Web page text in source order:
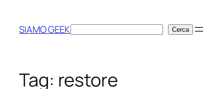
contenuto
SIAMO GEEKCerca Cerca
Tag: restore